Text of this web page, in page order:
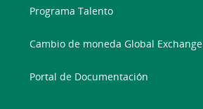
Programa Talento
Cambio de moneda Global Exchange
Portal de Documentación